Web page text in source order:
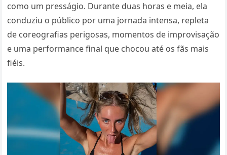
como um presságio. Durante duas horas e meia, ela
conduziu o público por uma jornada intensa, repleta
de coreografias perigosas, momentos de improvisação
e uma performance final que chocou até os fãs mais
fiéis.